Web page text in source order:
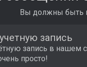
Вы должны быть
запись
запись в нашем
просто!